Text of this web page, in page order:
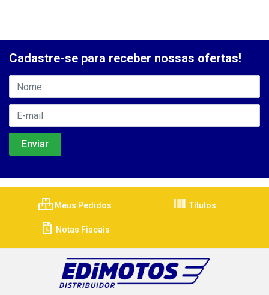
Cadastre-se para receber nossas ofertas!
Meus Pedidos Títulos
Notas Fiscais